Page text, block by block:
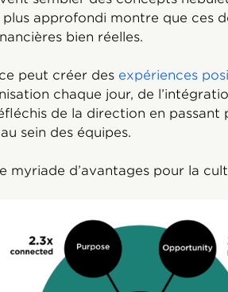
plus approfondi montre que ces
bien réelles.
peut créer des expériences
chaque jour, de
de la direction en passant
sein des équipes.
myriade d’avantages pour la